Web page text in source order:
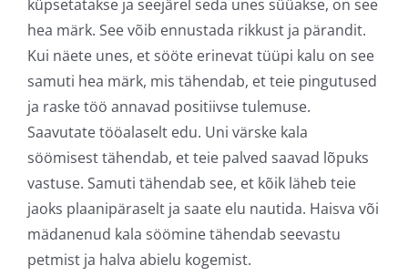
küpsetatakse ja seejärel seda unes süüakse, on see
hea märk. See võib ennustada rikkust ja pärandit.
Kui näete unes, et sööte erinevat tüüpi kalu on see
samuti hea märk, mis tähendab, et teie pingutused
ja raske töö annavad positiivse tulemuse.
Saavutate tööalaselt edu. Uni värske kala
söömisest tähendab, et teie palved saavad lõpuks
vastuse. Samuti tähendab see, et kõik läheb teie
jaoks plaanipäraselt ja saate elu nautida. Haisva või
mädanenud kala söömine tähendab seevastu
petmist ja halva abielu kogemist.